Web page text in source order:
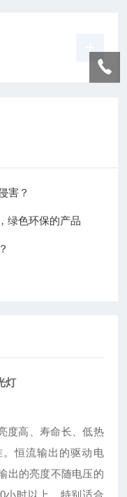
害？
绿色环保的产品
灯
度高、寿命长、低热
。恒流输出的驱动电
出的亮度不随电压的